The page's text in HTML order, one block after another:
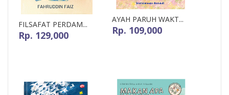
FILSAFAT PERDAM...
Rp. 129,000
AYAH PARUH WAKT...
Rp. 109,000